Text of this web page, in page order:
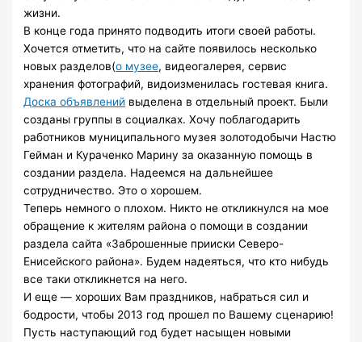
жизни.
В конце года принято подводить итоги своей работы.
Хочется отметить, что на сайте появилось несколько
новых разделов(о музее, видеогалерея, сервис
хранения фотографий, видоизменилась гостевая книга.
Доска объявлений выделена в отдельный проект. Были
созданы группы в социалках. Хочу поблагодарить
работников муниципального музея золотодобычи Настю
Гейман и Кураченко Марину за оказанную помощь в
создании раздела. Надеемся на дальнейшее
сотрудничество. Это о хорошем.
Теперь немного о плохом. Никто не откликнулся на мое
обращение к жителям района о помощи в создании
раздела сайта «Заброшенные прииски Северо-
Енисейского района». Будем надеяться, что кто нибудь
все таки откликнется на него.
И еще — хороших Вам праздников, набраться сил и
бодрости, чтобы 2013 год прошел по Вашему сценарию!
Пусть наступающий год будет насыщен новыми